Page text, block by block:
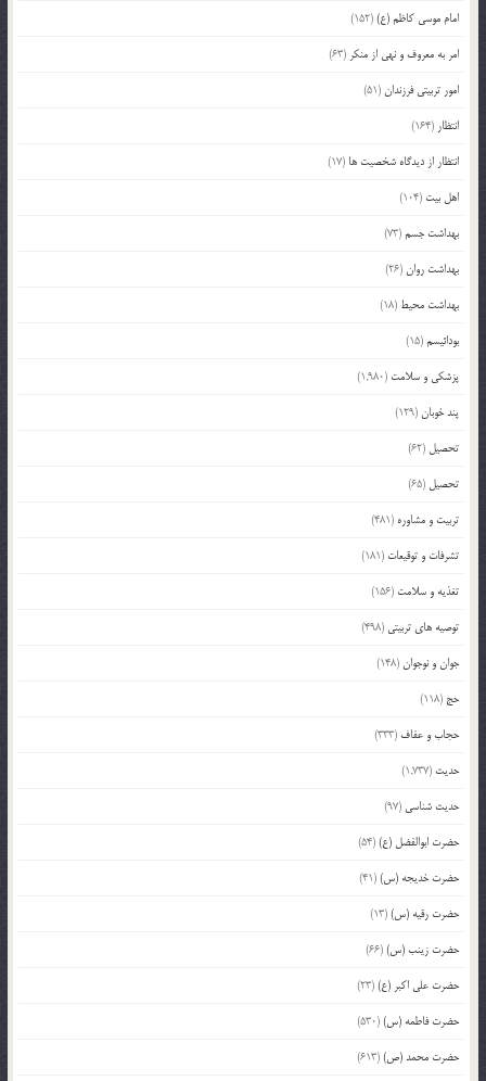
امام موسی کاظم (ع)(152)
امر به معروف و نهی از منکر (63)
امور تربیتی فرزندان(51)
انتظار (164)
انتظار از دیدگاه شخصیت ها (17)
اهل بیت (104)
بهداشت جسم(73)
بهداشت روان(26)
بهداشت محیط (18)
بودائیسم(15)
پزشکی و سلامت (1,980)
پند خوبان(129)
تحصیل (62)
تحصیل (65)
تربیت و مشاوره (481)
تشرفات و توقیعات (181)
تغذیه و سلامت (156)
توصیه های تربیتی (498)
جوان و نوجوان(148)
حج (118)
حجاب و عفاف (333)
حدیث (1,737)
حدیث شناسی (97)
حضرت ابوالفضل (ع)(54)
حضرت خدیجه (س)(41)
حضرت رقیه (س)(13)
حضرت زینب (س)(66)
حضرت علی اکبر (ع)(23)
حضرت فاطمه (س)(530)
حضرت محمد (ص)(613)